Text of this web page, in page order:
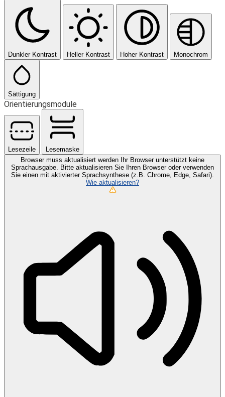
Dunkler Kontrast Heller Kontrast Hoher Kontrast Monochrom
Sättigung
Orientierungsmodule
Lesezeile
Lesemaske
Browser muss aktualisiert werden
Ihr Browser unterstützt keine
Sprachausgabe. Bitte aktualisieren Sie Ihren Browser oder verwenden
Sie einen mit aktivierter Sprachsynthese (z.B. Chrome, Edge, Safari).
Wie aktualisieren?